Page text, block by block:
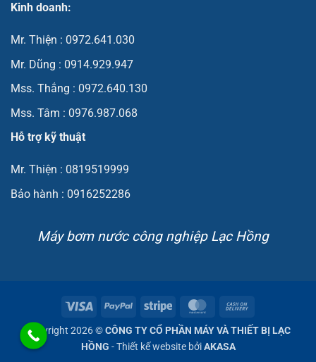
Kinh doanh:
Mr. Thiện : 0972.641.030
Mr. Dũng : 0914.929.947
Mss. Thắng : 0972.640.130
Mss. Tâm : 0976.987.068
Hỗ trợ kỹ thuật
Mr. Thiện : 0819519999
Bảo hành : 0916252286
Máy bơm nước công nghiệp Lạc Hồng
Visa PayPal Stripe MasterCard
On
Delivery
Copyright 2026 ©CÔNG TY CỔ PHẦN MÁY VÀ THIẾT BỊ LẠC
HỒNG - Thiết kế website bởiAKASA